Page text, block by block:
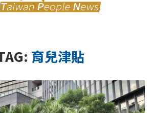
育兒津貼